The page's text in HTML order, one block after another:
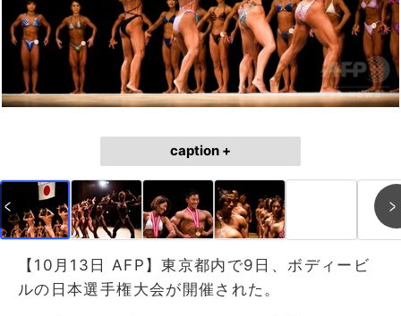
caption +
【10月13日 AFP】東京都内で9日、ボディービ
ルの日本選手権大会が開催された。